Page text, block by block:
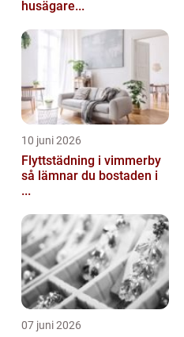
husägare...
10 juni 2026
Flyttstädning i vimmerby
så lämnar du bostaden i
...
07 juni 2026